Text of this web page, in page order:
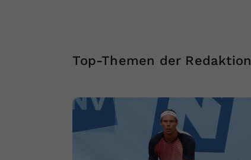
Top-Themen der Redaktion